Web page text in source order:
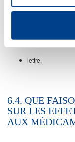
communication
communication
lettre.
6.4. QUE
SUR LES
AUX